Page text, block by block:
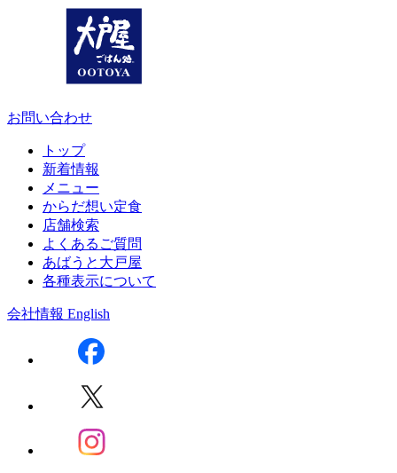
お問い合わせ
トップ
新着情報
メニュー
からだ想い定食
店舗検索
よくあるご質問
あばうと大戸屋
各種表示について
会社情報 English